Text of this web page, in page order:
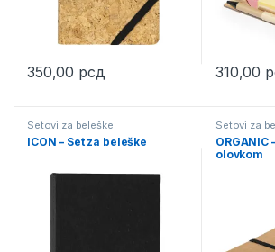
350,00 рсд
This product has multiple variants. The
310,00
This
Setovi za beleške
ICON – Set za beleške
Setovi za
ORGANIC
olovkom